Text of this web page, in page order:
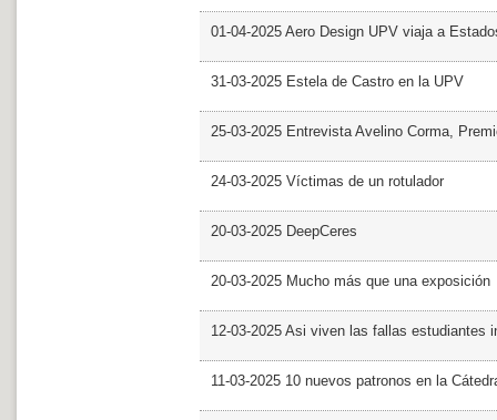
01-04-2025 Aero Design UPV viaja a
31-03-2025 Estela de Castro en la UPV
25-03-2025 Entrevista Avelino Corma,
24-03-2025 Víctimas de un rotulador
20-03-2025 DeepCeres
20-03-2025 Mucho más que una exposición
12-03-2025 Asi viven las fallas estudiantes
11-03-2025 10 nuevos patronos en la